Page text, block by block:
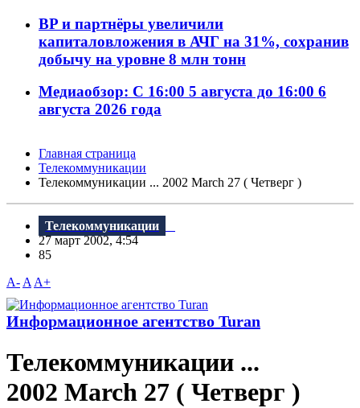
BP и партнёры увеличили
капиталовложения в АЧГ на 31%, сохранив
добычу на уровне 8 млн тонн
Медиаобзор: С 16:00 5 августа до 16:00 6
августа 2026 года
Главная страница
Телекоммуникации
Телекоммуникации ... 2002 March 27 ( Четверг )
Телекоммуникации
27 март 2002, 4:54
85
A- A A+
Информационное агентство Turan
Телекоммуникации ...
2002 March 27 ( Четверг )